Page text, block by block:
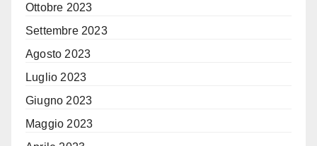
Ottobre 2023
Settembre 2023
Agosto 2023
Luglio 2023
Giugno 2023
Maggio 2023